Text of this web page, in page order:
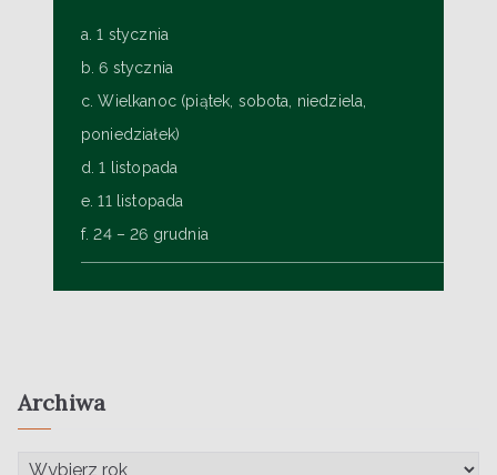
a. 1 stycznia
b. 6 stycznia
c. Wielkanoc (piątek, sobota, niedziela,
poniedziałek)
d. 1 listopada
e. 11 listopada
f. 24 – 26 grudnia
Archiwa